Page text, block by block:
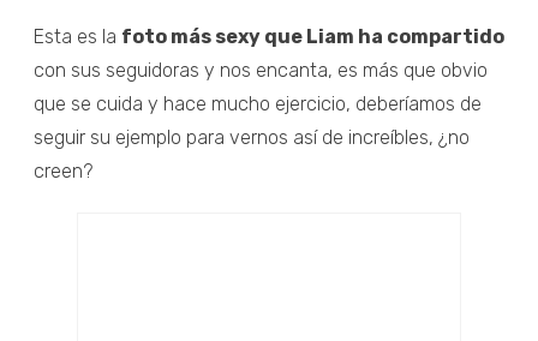
Esta es la foto más sexy que Liam ha compartido
con sus seguidoras y nos encanta, es más que obvio
que se cuida y hace mucho ejercicio, deberíamos de
seguir su ejemplo para vernos así de increíbles, ¿no
creen?